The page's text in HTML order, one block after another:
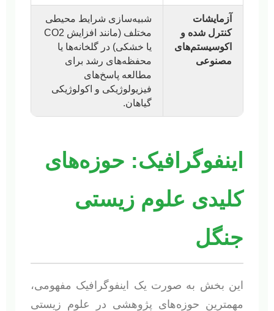
آزمایشات
کنترل شده و
اکوسیستم‌های
مصنوعی
شبیه‌سازی شرایط محیطی
مختلف (مانند افزایش CO2
یا خشکی) در گلخانه‌ها یا
محفظه‌های رشد برای
مطالعه پاسخ‌های
فیزیولوژیکی و اکولوژیکی
گیاهان.
اینفوگرافیک: حوزه‌های
کلیدی علوم زیستی
جنگل
این بخش به صورت یک اینفوگرافیک مفهومی،
مهمترین حوزه‌های پژوهشی در علوم زیستی